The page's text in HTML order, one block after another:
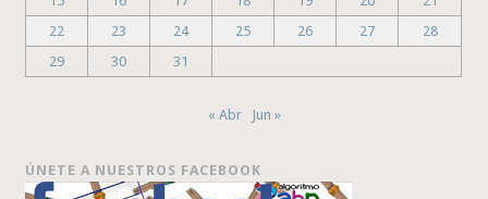
22
23 24 25 26 27
28
29
30 31
« Abr Jun »
ÚNETE A NUESTROS FACEBOOK